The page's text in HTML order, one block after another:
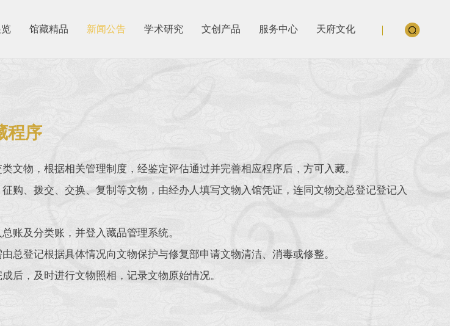
馆藏精品 新闻公告 学术研究 文创产品 服务中心 天府文化
程序
物，根据相关管理制度，经鉴定评估通过并完善相应程序后，方可入藏。
、拨交、交换、复制等文物，由经办人填写文物入馆凭证，连同文物交总登记登记入
及分类账，并登入藏品管理系统。
登记根据具体情况向文物保护与修复部申请文物清洁、消毒或修整。
，及时进行文物照相，记录文物原始情况。